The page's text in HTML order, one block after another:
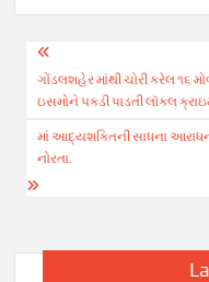
Post
navigation
ગોંડલશહેર માંથી ચોરી કરેલ ૧૬
ઇસમોને પકડી પાડતી લૉકલ
માં આદ્યશક્તિની સાધના
નોરતા.